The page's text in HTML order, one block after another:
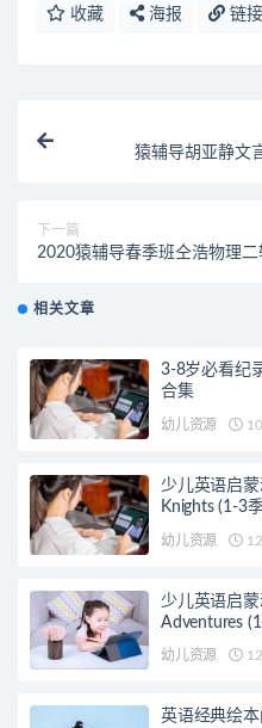
收藏 海报 链接
猿辅导胡亚静文
下一篇
2020猿辅导春季班仝浩物理
相关文章
3-8岁必看纪
合集
幼儿资源
少儿英语启
Knights (1-3
幼儿资源
少儿英语启
Adventures
幼儿资源
英语经典绘